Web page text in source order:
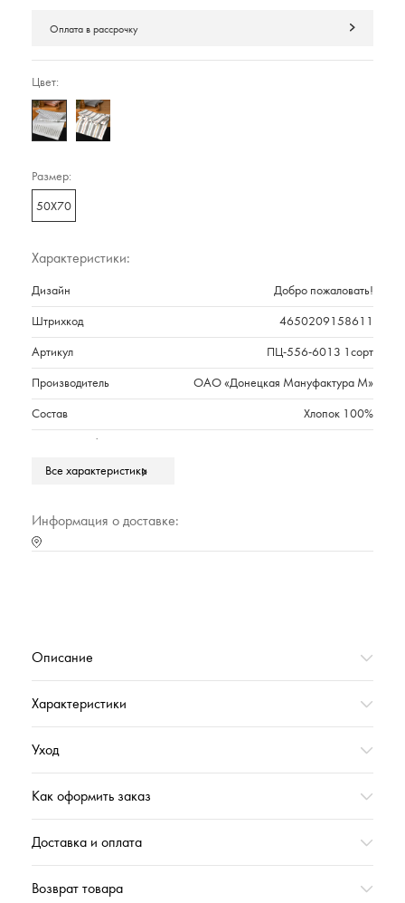
Оплата в рассрочку
Цвет:
Размер:
50Х70
Характеристики:
Дизайн Добро пожаловать!
Штрихкод 4650209158611
Артикул ПЦ-556-6013 1сорт
Производитель ОАО «Донецкая Мануфактура М»
Состав Хлопок 100%
Марка
Страна происхождения
Все характеристики
Информация о доставке:
Описание
Характеристики
Уход
Как оформить заказ
Доставка и оплата
Возврат товара